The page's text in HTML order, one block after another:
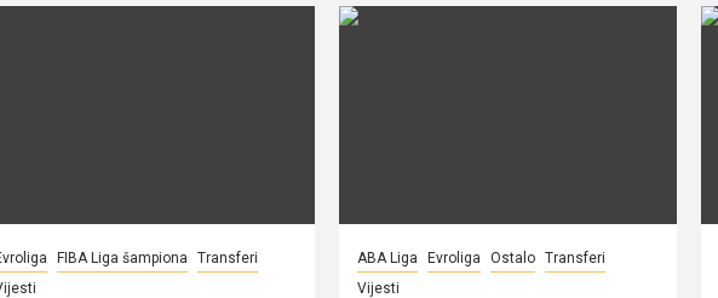
FIBA Liga šampiona
Transferi
ABA Liga Evroliga Ostalo Transferi
Vijesti